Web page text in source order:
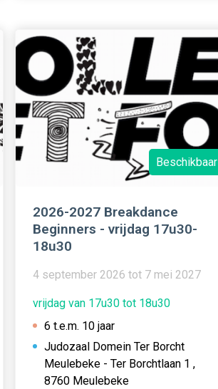
Beschikbaar
2026-2027 Breakdance
Beginners - vrijdag 17u30-
18u30
4 september 2026 tot 7 mei 2027
vrijdag van 17u30 tot 18u30
6 t.e.m. 10 jaar
Judozaal Domein Ter Borcht
Meulebeke - Ter Borchtlaan 1 ,
8760 Meulebeke